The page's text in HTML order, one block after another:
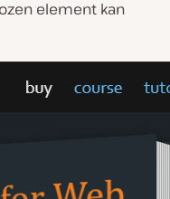
element kan